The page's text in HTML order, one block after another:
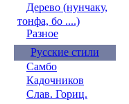
Дерево (нунчаку,
тонфа, бо ....)
Разное
Русские стили
Самбо
Кадочников
Слав. Гориц.